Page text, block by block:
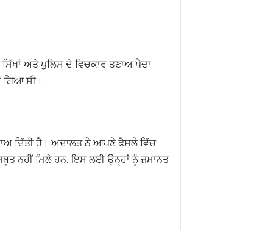
ਅਤੇ ਪੁਲਿਸ ਦੇ ਵਿਚਕਾਰ ਤਣਾਅ ਪੈਦਾ
ਗਿਆ ਸੀ।
ਦਿੱਤੀ ਹੈ। ਅਦਾਲਤ ਨੇ ਆਪਣੇ ਫੈਸਲੇ ਵਿੱਚ
ਨਹੀਂ ਮਿਲੇ ਹਨ, ਇਸ ਲਈ ਉਨ੍ਹਾਂ ਨੂੰ ਜ਼ਮਾਨਤ